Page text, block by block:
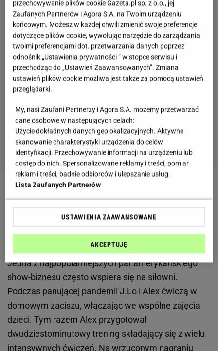
Jennifer Lopez i Alex Rodriguez nie zapominają o
Jedna z najpopularniejszych par amerykańskiego
show-biznesu często wspiera się na siłowni.
Podczas panującej pandemii J.Lo i Alex ćwiczą w
domowym zaciszu, włączając we wspólne zajęcia
dzieci. Tym razem Alex przygotował
dwudziestominutowy trening składający się z wielu
intensywnych ćwiczeń. Na wrzuconym nagraniu
przechowywanie plików cookie Gazeta.pl sp. z o.o., jej
Zaufanych Partnerów i Agora S.A. na Twoim urządzeniu
końcowym. Możesz w każdej chwili zmienić swoje preferencje
dotyczące plików cookie, wywołując narzędzie do zarządzania
twoimi preferencjami dot. przetwarzania danych poprzez
odnośnik „Ustawienia prywatności ” w stopce serwisu i
przechodząc do „Ustawień Zaawansowanych”. Zmiana
ustawień plików cookie możliwa jest także za pomocą ustawień
przeglądarki.
My, nasi Zaufani Partnerzy i Agora S.A. możemy przetwarzać
dane osobowe w następujących celach:
Użycie dokładnych danych geolokalizacyjnych. Aktywne
skanowanie charakterystyki urządzenia do celów
identyfikacji. Przechowywanie informacji na urządzeniu lub
dostęp do nich. Spersonalizowane reklamy i treści, pomiar
reklam i treści, badnie odbiorców i ulepszanie usług.
Lista Zaufanych Partnerów
USTAWIENIA ZAAWANSOWANE
AKCEPTUJĘ